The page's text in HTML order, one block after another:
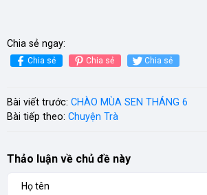
Chia sẻ ngay:
Chia sẻ Chia sẻ Chia sẻ
Bài viết trước: CHÀO MÙA SEN THÁNG 6
Bài tiếp theo: Chuyện Trà
Thảo luận về chủ đề này